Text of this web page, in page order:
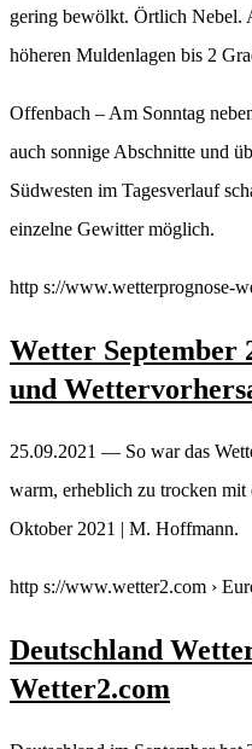
gering bewölkt. Örtlich Nebel.
höheren Muldenlagen bis 2
Offenbach – Am Sonntag
auch sonnige Abschnitte und
Südwesten im Tagesverlauf
einzelne Gewitter möglich.
http s://www.wetterprognose-
Wetter September
und
25.09.2021 — So war das
warm, erheblich zu trocken mit
Oktober 2021 | M. Hoffmann.
http s://www.wetter2.com ›
Deutschland
Wetter2.com